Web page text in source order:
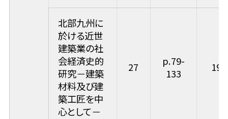
北部九州に
於ける近世
建築業の社
会経済史的
研究－建築
材料及び建
築工匠を中
心として－
27
p.79-
133